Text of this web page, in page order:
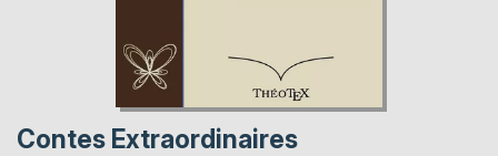
Contes Extraordinaires